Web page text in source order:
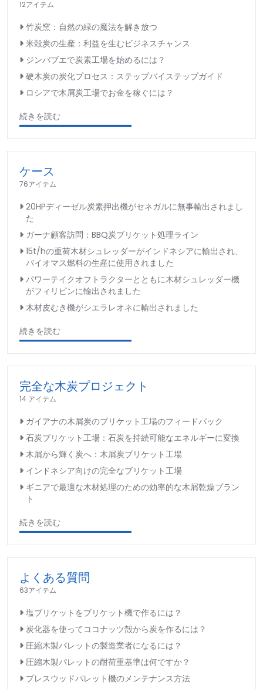
12アイテム
竹炭窯：自然の緑の魔法を解き放つ
米殻炭の生産：利益を生むビジネスチャンス
ジンバブエで炭素工場を始めるには？
硬木炭の炭化プロセス：ステップバイステップガイド
ロシアで木屑炭工場でお金を稼ぐには？
続きを読む
ケース
76アイテム
20HPディーゼル炭素押出機がセネガルに無事輸出されまし
た
ガーナ顧客訪問：BBQ炭ブリケット処理ライン
15t/hの重荷木材シュレッダーがインドネシアに輸出され、
バイオマス燃料の生産に使用されました
パワーテイクオフトラクターとともに木材シュレッダー機
がフィリピンに輸出されました
木材皮むき機がシエラレオネに輸出されました
続きを読む
完全な木炭プロジェクト
14 アイテム
ガイアナの木屑炭のブリケット工場のフィードバック
石炭ブリケット工場：石炭を持続可能なエネルギーに変換
木屑から輝く炭へ：木屑炭ブリケット工場
インドネシア向けの完全なブリケット工場
ギニアで最適な木材処理のための効率的な木屑乾燥プラン
ト
続きを読む
よくある質問
63アイテム
塩ブリケットをブリケット機で作るには？
炭化器を使ってココナッツ殻から炭を作るには？
圧縮木製パレットの製造業者になるには？
圧縮木製パレットの耐荷重基準は何ですか？
プレスウッドパレット機のメンテナンス方法